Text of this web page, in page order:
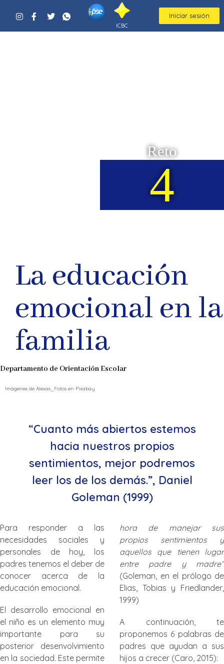
ICBC
Iniciar sesión
Reto
4
La educación
emocional en la
familia
Departamento de Orientación Escolar
Imágenes de Alexas_Fotos en Pixabay
“Cuanto más abiertos estemos
hacia nuestros propios
sentimientos, mejor podremos
leer los de los demás.”, Daniel
Goleman (1999)
Para responder a las
necesidades sociales y
personales de hoy, los
padres tenemos el deber de
conocer acerca de la
educación emocional.
El desarrollo emocional en
el niño es un elemento muy
importante para su
posterior desenvolvimiento
en la sociedad. Este permite
hora de manejar sus
propios sentimientos y
aquellos que tienen lugar
entre padre y madre”
(Goleman, en el prólogo de
Elias, Tobias y Friedlander,
1999)
A continuación, te
proponemos 6 palabras de
padres que ayudan a sus
hijos a crecer (Caro, 2015):